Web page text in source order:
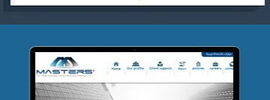
شركة MASTERS للتدريب